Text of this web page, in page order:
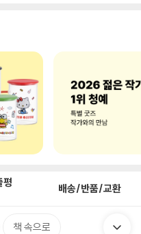
평 배송/반품/교환
책 속으로